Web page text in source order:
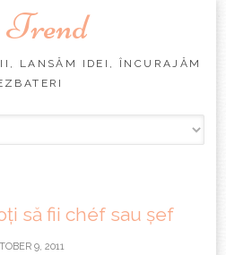
LANSĂM IDEI, ÎNCURAJĂM
to
să fii chéf sau șef
9, 2011